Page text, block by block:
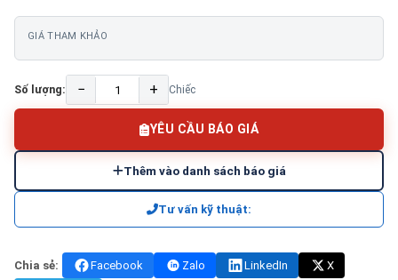
GIÁ THAM KHẢO
Số lượng: − + Chiếc
YÊU CẦU BÁO GIÁ
Thêm vào danh sách báo giá
Tư vấn kỹ thuật:
Chia sẻ: Facebook Zalo LinkedIn
X